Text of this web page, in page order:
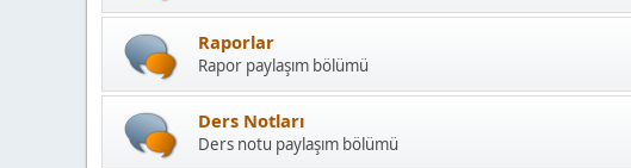
Raporlar
Rapor paylaşım bölümü
Ders Notları
Ders notu paylaşım bölümü